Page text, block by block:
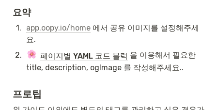
요약
1. app.oopy.io/home 에서 공유 이미지를 설정해주세
요.
2. 페이지별 YAML 코드 블럭 을 이용해서 필요한
title, description, ogImage 를 작성해주세요..
프로팁